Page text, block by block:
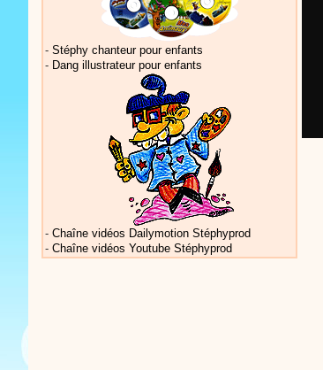
- Stéphy chanteur pour enfants
- Dang illustrateur pour enfants
- Chaîne vidéos Dailymotion Stéphyprod
- Chaîne vidéos Youtube Stéphyprod